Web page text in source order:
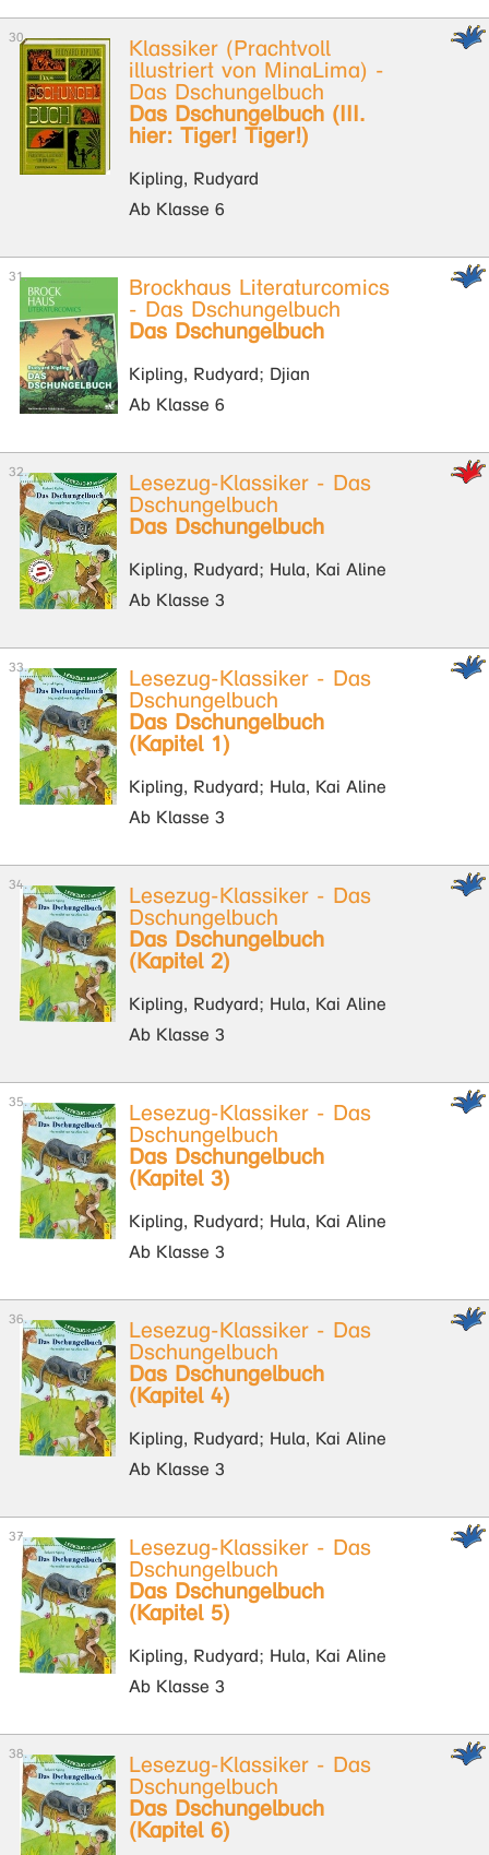
Klassiker (Prachtvoll
illustriert von MinaLima) -
Das Dschungelbuch
Das Dschungelbuch (III.
hier: Tiger! Tiger!)
Kipling, Rudyard
Ab Klasse 6
Brockhaus Literaturcomics
- Das Dschungelbuch
Das Dschungelbuch
Kipling, Rudyard; Djian
Ab Klasse 6
Lesezug-Klassiker - Das
Dschungelbuch
Das Dschungelbuch
Kipling, Rudyard; Hula, Kai Aline
Ab Klasse 3
Lesezug-Klassiker - Das
Dschungelbuch
Das Dschungelbuch
(Kapitel 1)
Kipling, Rudyard; Hula, Kai Aline
Ab Klasse 3
Lesezug-Klassiker - Das
Dschungelbuch
Das Dschungelbuch
(Kapitel 2)
Kipling, Rudyard; Hula, Kai Aline
Ab Klasse 3
Lesezug-Klassiker - Das
Dschungelbuch
Das Dschungelbuch
(Kapitel 3)
Kipling, Rudyard; Hula, Kai Aline
Ab Klasse 3
Lesezug-Klassiker - Das
Dschungelbuch
Das Dschungelbuch
(Kapitel 4)
Kipling, Rudyard; Hula, Kai Aline
Ab Klasse 3
Lesezug-Klassiker - Das
Dschungelbuch
Das Dschungelbuch
(Kapitel 5)
Kipling, Rudyard; Hula, Kai Aline
Ab Klasse 3
Lesezug-Klassiker - Das
Dschungelbuch
Das Dschungelbuch
(Kapitel 6)